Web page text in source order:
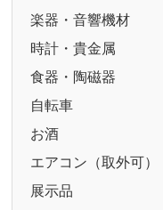
楽器・音響機材
時計・貴金属
食器・陶磁器
自転車
お酒
エアコン（取外可）
展示品